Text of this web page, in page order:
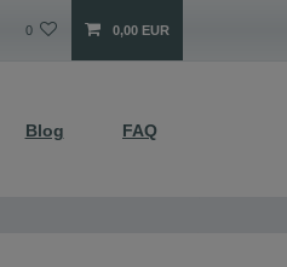
0 0,00 EUR
Blog FAQ